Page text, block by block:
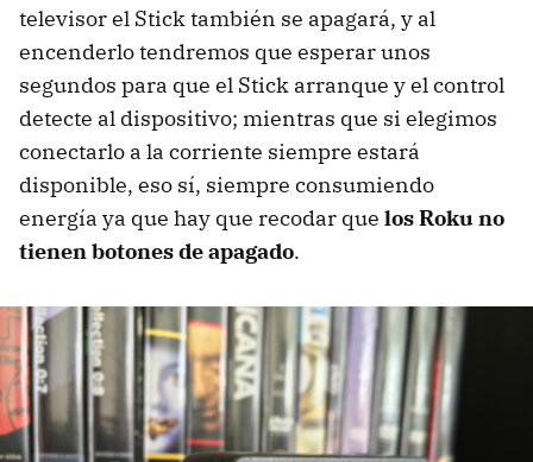
televisor el Stick también se apagará, y al
encenderlo tendremos que esperar unos
segundos para que el Stick arranque y el control
detecte al dispositivo; mientras que si elegimos
conectarlo a la corriente siempre estará
disponible, eso sí, siempre consumiendo
energía ya que hay que recodar que los Roku no
tienen botones de apagado.